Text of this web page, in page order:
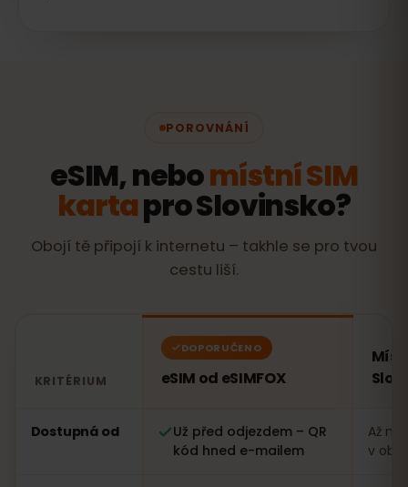
POROVNÁNÍ
eSIM, nebomístní SIM
kartapro Slovinsko?
Obojí tě připojí k internetu – takhle se pro tvou
cestu liší.
KRITÉRIUM
DOPORUČENO
eSIM od eSIMFOX
Dostupná od
Už před odjezdem – QR
kód hned e-mailem
Až
v